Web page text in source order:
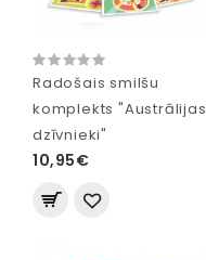
Radošais smilšu
komplekts "Austrālijas
dzīvnieki"
10,95€